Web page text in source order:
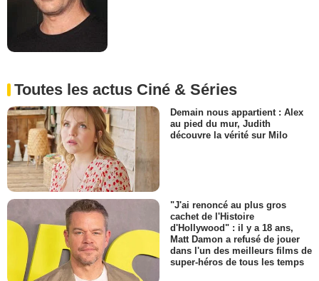
Toutes les actus Ciné & Séries
Demain nous appartient : Alex
au pied du mur, Judith
découvre la vérité sur Milo
"J'ai renoncé au plus gros
cachet de l'Histoire
d'Hollywood" : il y a 18 ans,
Matt Damon a refusé de jouer
dans l'un des meilleurs films de
super-héros de tous les temps